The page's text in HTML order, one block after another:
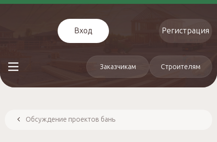
Вход Регистрация
Заказчикам Строителям
Обсуждение проектов бань